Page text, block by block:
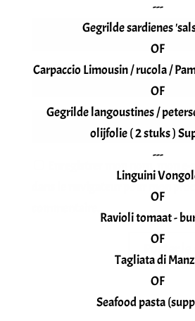
Enregistrer mon nom, mon e-
dans le navigateur pour mon
---
Gegrilde sardienes
OF
Carpaccio Limousin / rucola /
OF
Gegrilde langoustines /
olijfolie ( 2 stuks )
---
Linguini
OF
Ravioli tomaat -
OF
Tagliata di
OF
Seafood pasta